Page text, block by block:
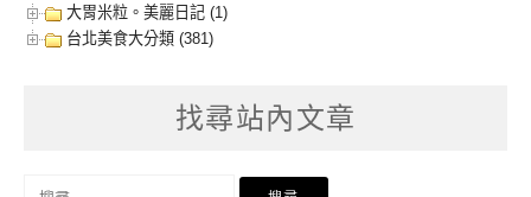
大胃米粒。美麗日記 (1)
台北美食大分類 (381)
找尋站內文章